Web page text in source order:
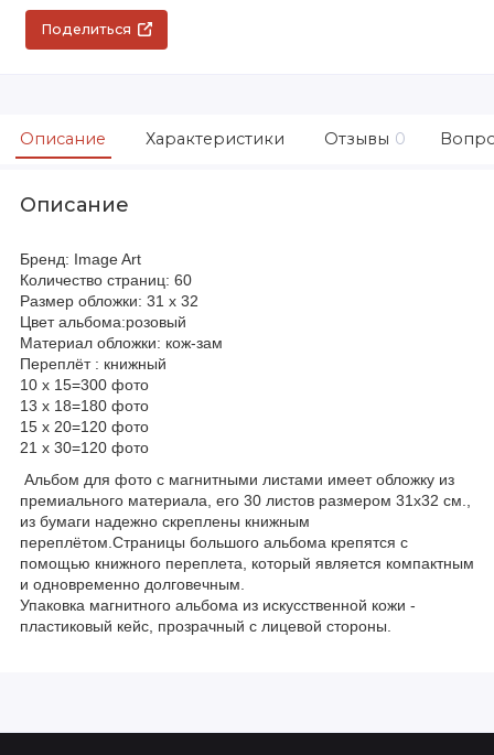
Поделиться
Описание Характеристики Отзывы 0
Описание
Бренд: Image Art
Количество страниц: 60
Размер обложки: 31 х 32
Цвет альбома:розовый
Материал обложки: кож-зам
Переплёт : книжный
10 х 15=300 фото
13 х 18=180 фото
15 х 20=120 фото
21 х 30=120 фото
Альбом для фото с магнитными листами имеет обложку из
премиального материала, его 30 листов размером 31х32 см.,
из бумаги надежно скреплены книжным
переплётом.Страницы большого альбома крепятся с
помощью книжного переплета, который является компактным
и одновременно долговечным.
Упаковка магнитного альбома из искусственной кожи -
пластиковый кейс, прозрачный с лицевой стороны.